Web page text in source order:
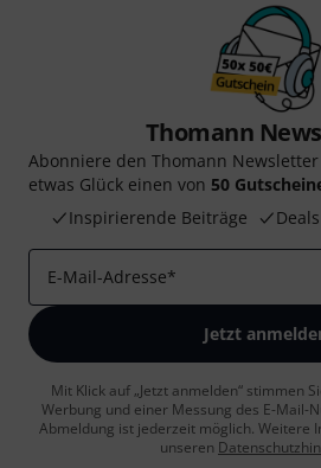
Thomann
Abonniere den Thomann
etwas Glück einen von 50
Inspirierende Beiträge
Deals
E-Mail-Adresse*
Jetzt
Mit Klick auf „Jetzt anmelden“ stimmen
Werbung und einer Messung des E-Mail-
Abmeldung ist jederzeit möglich. Weitere
unseren